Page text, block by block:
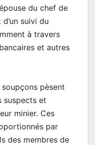
du chef de
suivi du
à travers
et autres
pèsent
suspects et
minier. Ces
par
des membres de